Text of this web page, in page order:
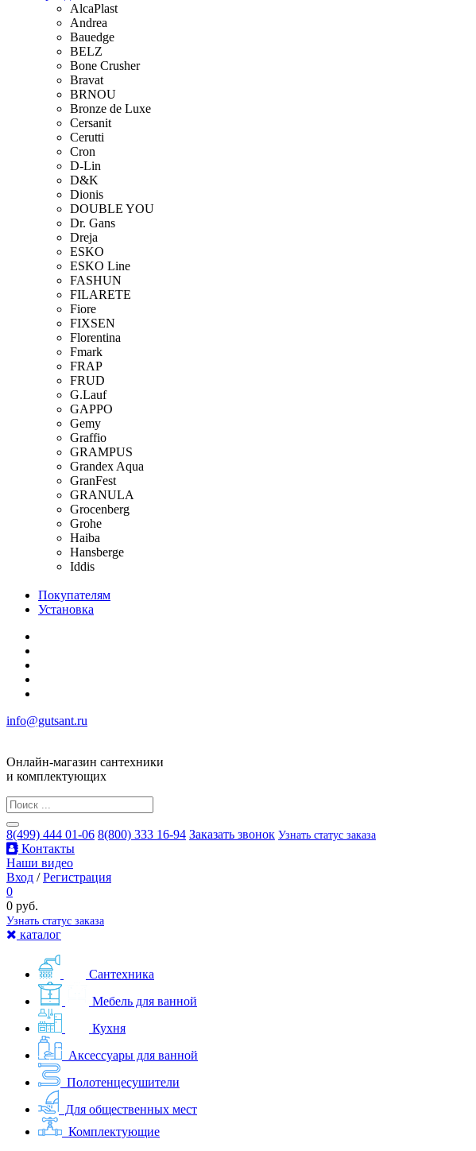
AlcaPlast
Andrea
Bauedge
BELZ
Bone Crusher
Bravat
BRNOU
Bronze de Luxe
Cersanit
Cerutti
Cron
D-Lin
D&K
Dionis
DOUBLE YOU
Dr. Gans
Dreja
ESKO
ESKO Line
FASHUN
FILARETE
Fiore
FIXSEN
Florentina
Fmark
FRAP
FRUD
G.Lauf
GAPPO
Gemy
Graffio
GRAMPUS
Grandex Aqua
GranFest
GRANULA
Grocenberg
Grohe
Haiba
Hansberge
Iddis
Покупателям
Установка
info@gutsant.ru
Онлайн-магазин сантехники
и комплектующих
8(499) 444 01-06 8(800) 333 16-94 Заказать звонок Узнать статус заказа
Контакты
Наши видео
Вход /Регистрация
0
0 руб.
Узнать статус заказа
каталог
Сантехника
Мебель для ванной
Кухня
Аксессуары для ванной
Полотенцесушители
Для общественных мест
Комплектующие